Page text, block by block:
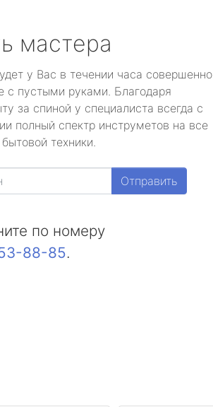
мастера
у Вас в течении часа совершенно
с пустыми руками. Благодаря
за спиной у специалиста всегда с
полный спектр инструметов на все
техники.
Отправить
по номеру
88-85.